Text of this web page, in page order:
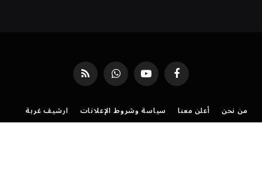
فيسبوك يوتيوب واتساب RSS
من نحن أعلن معنا سياسة وشروط الإعلانات
ارشيف غربة